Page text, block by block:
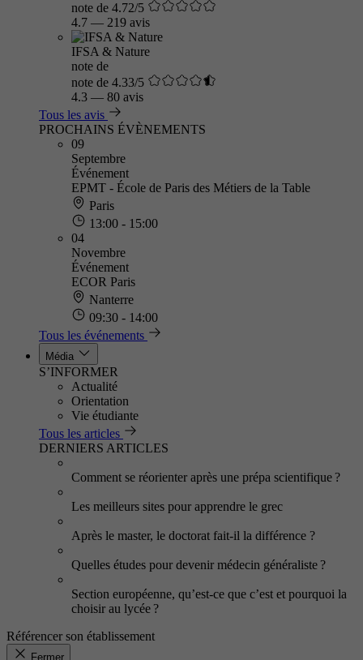
note de 4.72/5
4.7 — 219 avis
IFSA & Nature
note de
note de 4.33/5
4.3 — 80 avis
Tous les avis
PROCHAINS ÉVÈNEMENTS
09
Septembre
Événement
EPMT - École de Paris des Métiers de la Table
Paris
13:00 - 15:00
04
Novembre
Événement
ECOR Paris
Nanterre
09:30 - 14:00
Tous les événements
Média
S’INFORMER
Actualité
Orientation
Vie étudiante
Tous les articles
DERNIERS ARTICLES
Comment se réorienter après une prépa scientifique ?
Les meilleurs sites pour apprendre le grec
Après le master, le doctorat fait-il la différence ?
Quelles études pour devenir médecin généraliste ?
Section européenne, qu’est-ce que c’est et pourquoi la
choisir au lycée ?
Référencer son établissement
Fermer